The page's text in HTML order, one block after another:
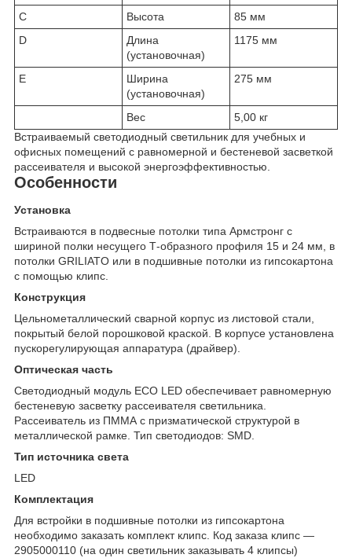
C
Высота
85 мм
D
Длина
(установочная)
1175 мм
E
Ширина
(установочная)
275 мм
Вес
5,00 кг
Встраиваемый светодиодный светильник для учебных и
офисных помещений с равномерной и бестеневой засветкой
рассеивателя и высокой энергоэффективностью.
Особенности
Установка
Встраиваются в подвесные потолки типа Армстронг с
шириной полки несущего Т-образного профиля 15 и 24 мм, в
потолки GRILIATO или в подшивные потолки из гипсокартона
с помощью клипс.
Конструкция
Цельнометаллический сварной корпус из листовой стали,
покрытый белой порошковой краской. В корпусе установлена
пускорегулирующая аппаратура (драйвер).
Оптическая часть
Светодиодный модуль ECO LED обеспечивает равномерную
бестеневую засветку рассеивателя светильника.
Рассеиватель из ПММА с призматической структурой в
металлической рамке. Тип светодиодов: SMD.
Тип источника света
LED
Комплектация
Для встройки в подшивные потолки из гипсокартона
необходимо заказать комплект клипс. Код заказа клипс —
2905000110 (на один светильник заказывать 4 клипсы)